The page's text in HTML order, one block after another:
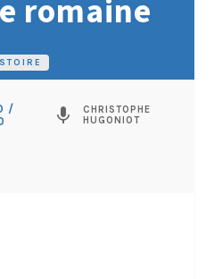
romaine
/
mic
CHRISTOPHE
HUGONIOT